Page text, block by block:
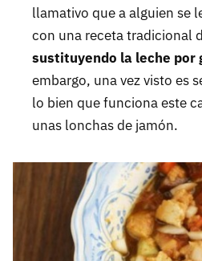
llamativo que a alguien se
con una receta tradicional
sustituyendo la leche por
embargo, una vez visto es
lo bien que funciona este
unas lonchas de jamón.